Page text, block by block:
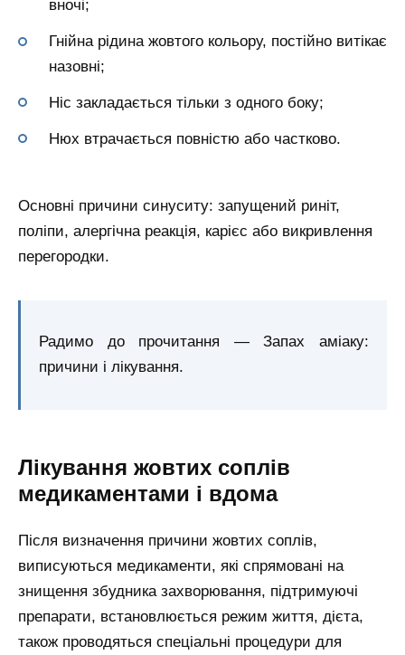
вночі;
Гнійна рідина жовтого кольору, постійно витікає
назовні;
Ніс закладається тільки з одного боку;
Нюх втрачається повністю або частково.
Основні причини синуситу: запущений риніт,
поліпи, алергічна реакція, карієс або викривлення
перегородки.
Радимо до прочитання — Запах аміаку:
причини і лікування.
Лікування жовтих соплів
медикаментами і вдома
Після визначення причини жовтих соплів,
виписуються медикаменти, які спрямовані на
знищення збудника захворювання, підтримуючі
препарати, встановлюється режим життя, дієта,
також проводяться спеціальні процедури для